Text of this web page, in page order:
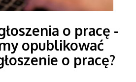
o pracę -
opublikować
o pracę?